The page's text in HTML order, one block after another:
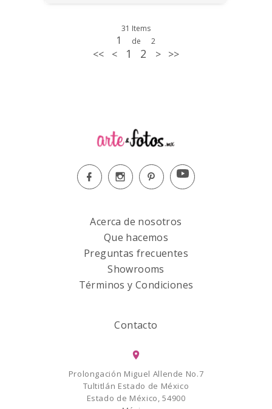
31 Items
1 de 2
<< < 1 2 > >>
Acerca de nosotros
Que hacemos
Preguntas frecuentes
Showrooms
Términos y Condiciones
Contacto
Prolongación Miguel Allende No.7
Tultitlán Estado de México
Estado de México, 54900